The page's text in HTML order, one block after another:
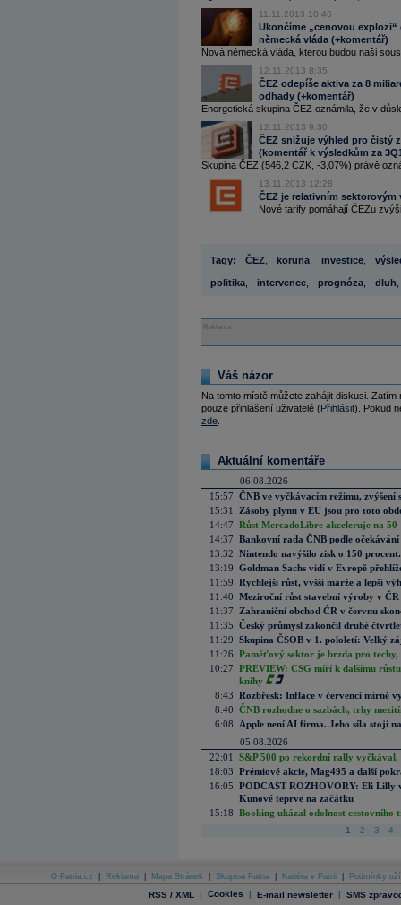
11.11.2013 10:46
Ukončíme „cenovou
německá vláda (+komentář)
Nová německá vláda, kterou budou naši
12.11.2013 8:35
ČEZ odepíše aktiva za 8
odhady (+komentář)
Energetická skupina ČEZ oznámila, že v
12.11.2013 9:30
ČEZ snižuje výhled pro čistý
(komentář k výsledkům za
Skupina ČEZ (546,2 CZK, -3,07%) právě
13.11.2013 12:28
ČEZ je relativním
Nové tarify pomáhají ČEZu
Tagy: ČEZ koruna investice
politika intervence prognóza dluh
Reklama
Váš názor
Na tomto místě můžete zahájit diskusi.
pouze přihlášení uživatelé (Přihlásit). Pokud
zde
Aktuální komentáře
06.08.2026
15:57 ČNB ve vyčkávacím režimu, zvýšení
15:31
Zásoby plynu v EU jsou pro toto
14:47 Růst MercadoLibre akceleruje na
14:37 Bankovní rada ČNB podle
13:32 Nintendo navýšilo zisk o 150
13:19 Goldman Sachs vidí v Evropě
11:59 Rychlejší růst, vyšší marže a lepší
11:40 Meziroční růst stavební výroby v
11:37
Zahraniční obchod ČR v červnu
11:35 Český průmysl zakončil druhé
11:29 Skupina ČSOB v 1. pololetí: Velký
11:26 Paměťový sektor je brzda pro techy,
10:27 PREVIEW: CSG míří k dalšímu
knihy
8:43 Rozbřesk: Inflace v červenci mírně
8:40 ČNB rozhodne o sazbách, trhy
6:08
Apple není AI firma. Jeho síla stojí
05.08.2026
22:01
S&P 500 po rekordní rally vyčkával,
18:03 Prémiové akcie, Mag495 a další
16:05 PODCAST ROZHOVORY: Eli Lilly
Kunové teprve na začátku
15:18 Booking ukázal odolnost cestovního
1 2 3 4
O Patria.cz Reklama Mapa Stránek Skupina Patria Kariéra v Patrii Podmínky
RSS / XML | Cookies | E-mail newsletter | SMS